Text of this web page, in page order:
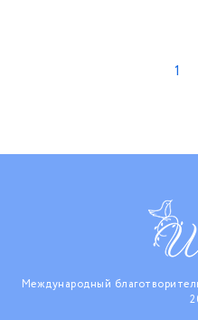
1
Международный